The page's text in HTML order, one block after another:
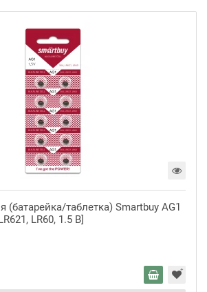
(батарейка/таблетка) Smartbuy AG1
LR60, 1.5 В]